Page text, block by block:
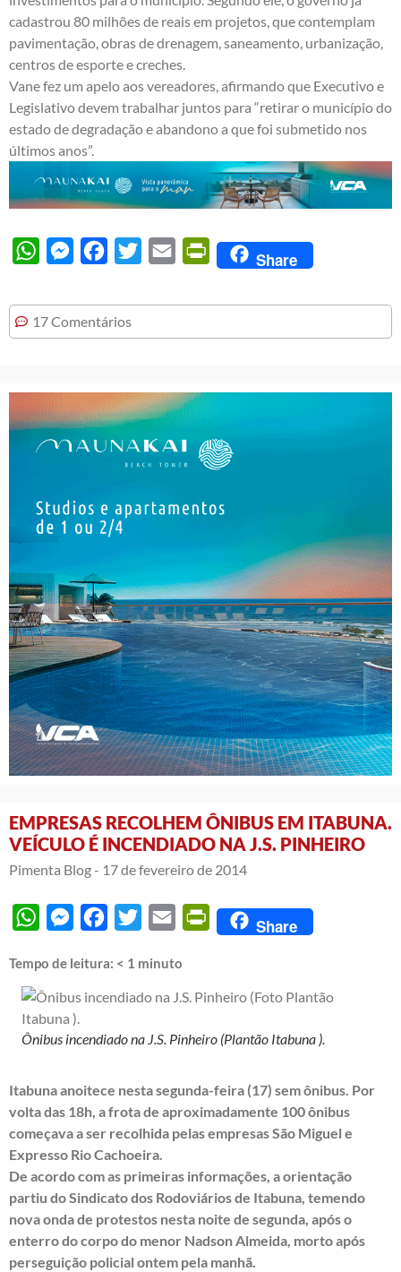
cadastrou 80 milhões de reais em projetos, que contemplam
pavimentação, obras de drenagem, saneamento, urbanização,
centros de esporte e creches.
Vane fez um apelo aos vereadores, afirmando que Executivo e
Legislativo devem trabalhar juntos para “retirar o município do
estado de degradação e abandono a que foi submetido nos
últimos anos”.
WhatsAppMessengerFacebook
Twitter Email PrintFriendly
Share
17 Comentários
EMPRESAS RECOLHEM ÔNIBUS EM ITABUNA.
VEÍCULO É INCENDIADO NA J.S. PINHEIRO
Pimenta Blog - 17 de fevereiro de 2014
WhatsAppMessengerFacebook
Twitter Email PrintFriendly
Share
Tempo de leitura: < 1 minuto
Ônibus incendiado na J.S. Pinheiro (Plantão Itabuna ).
Itabuna anoitece nesta segunda-feira (17) sem ônibus. Por
volta das 18h, a frota de aproximadamente 100 ônibus
começava a ser recolhida pelas empresas São Miguel e
Expresso Rio Cachoeira.
De acordo com as primeiras informações, a orientação
partiu do Sindicato dos Rodoviários de Itabuna, temendo
nova onda de protestos nesta noite de segunda, após o
enterro do corpo do menor Nadson Almeida, morto após
perseguição policial ontem pela manhã.